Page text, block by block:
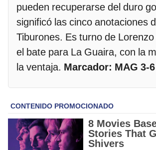
pueden recuperarse del duro
significó las cinco anotaciones
Tiburones. Es turno de
el bate para La Guaira, con la
la ventaja. Marcador: MAG 3-